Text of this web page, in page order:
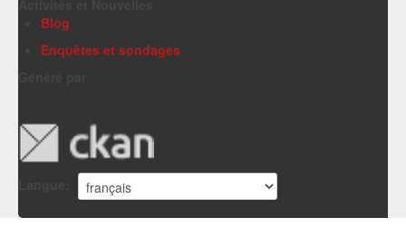
Blog
Enquêtes et sondages